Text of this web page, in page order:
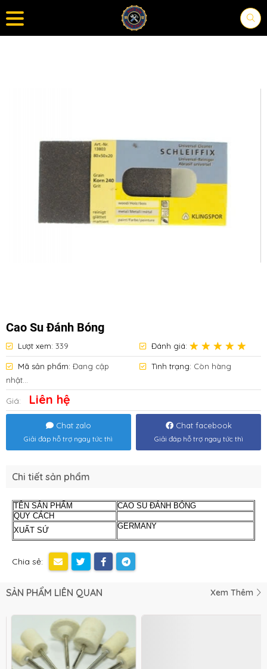
Cao Su Đánh Bóng
Lượt xem: 339 Đánh giá:
Mã sản phẩm: Đang cập
nhật...
Tình trạng: Còn hàng
Giá: Liên hệ
Chat zalo
Giải đáp hỗ trợ ngay tức thì
Chat facebook
Giải đáp hỗ trợ ngay tức thì
Chi tiết sản phẩm
TÊN SẢN PHẨM
CAO SU ĐÁNH BÓNG
QUY CÁCH
XUẤT SỨ
GERMANY
Chia sẻ:
SẢN PHẨM LIÊN QUAN Xem Thêm